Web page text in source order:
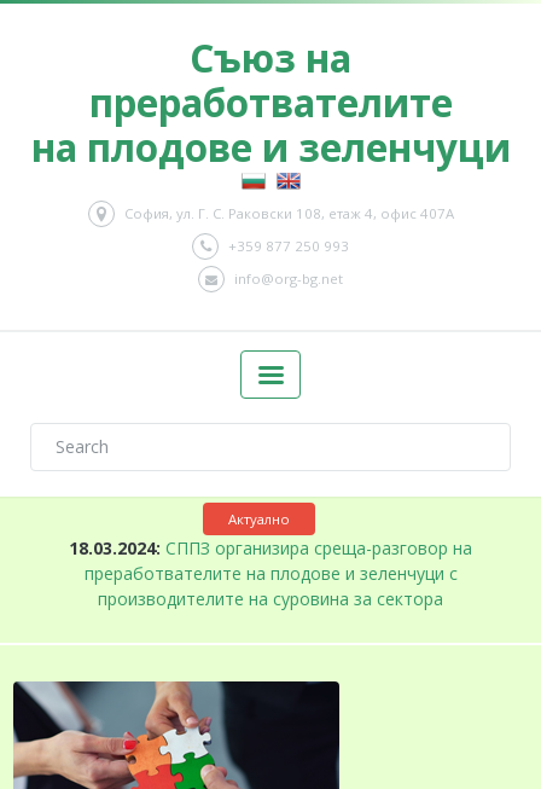
Съюз на
преработвателите
на плодове и зеленчуци
София, ул. Г. С. Раковски 108, етаж 4, офис 407А
+359 877 250 993
info@org-bg.net
Актуално
18.03.2024: СППЗ организира среща-разговор на
преработвателите на плодове и зеленчуци с
производителите на суровина за сектора